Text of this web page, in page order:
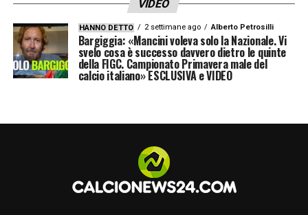
VIDEO
HANNO DETTO 2 settimane ago Alberto Petrosilli
Bargiggia: «Mancini voleva solo la Nazionale. Vi
svelo cosa è successo davvero dietro le quinte
della FIGC. Campionato Primavera male del
calcio italiano» ESCLUSIVA e VIDEO